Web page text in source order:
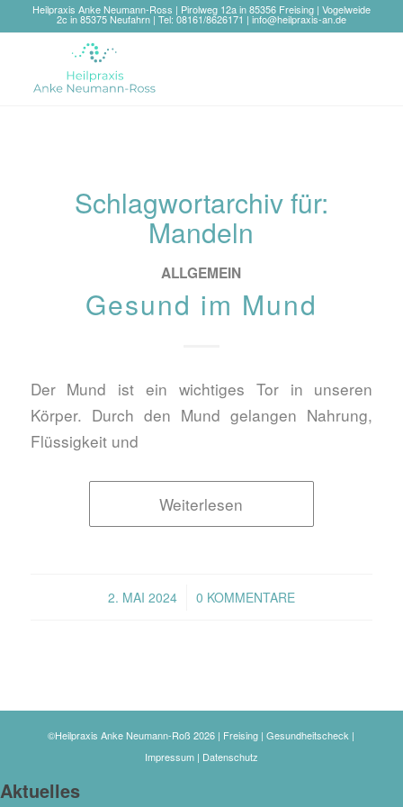
Heilpraxis Anke Neumann-Ross | Pirolweg 12a in 85356 Freising | Vogelweide
2c in 85375 Neufahrn | Tel: 08161/8626171 | info@heilpraxis-an.de
Schlagwortarchiv für:
Mandeln
ALLGEMEIN
Gesund im Mund
Der Mund ist ein wichtiges Tor in unseren
Körper. Durch den Mund gelangen Nahrung,
Flüssigkeit und
Weiterlesen
2. MAI 2024
/ 0 KOMMENTARE
©Heilpraxis Anke Neumann-Roß 2026 | Freising | Gesundheitscheck |
Impressum| Datenschutz
Aktuelles